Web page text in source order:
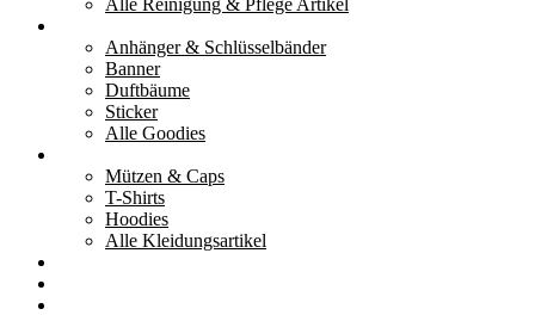
Alle Reinigung & Pflege Artikel
Anhänger & Schlüsselbänder
Banner
Duftbäume
Sticker
Alle Goodies
Mützen & Caps
T-Shirts
Hoodies
Alle Kleidungsartikel